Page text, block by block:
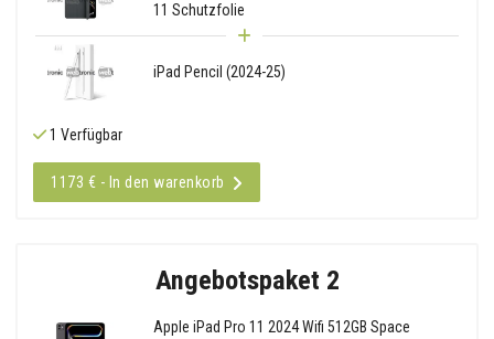
11 Schutzfolie
iPad Pencil (2024-25)
1 Verfügbar
1173 € - In den warenkorb
Angebotspaket 2
Apple iPad Pro 11 2024 Wifi 512GB Space